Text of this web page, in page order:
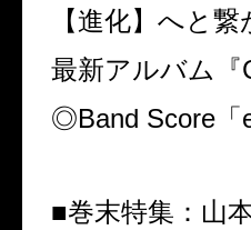
【進化】へと
最新アルバム『
◎Band Score「
■巻末特集：山